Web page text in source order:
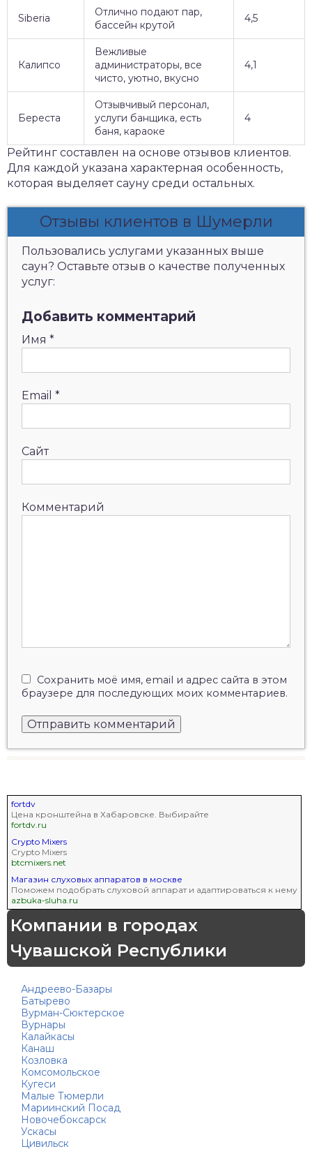
Siberia
Отлично подают пар,
бассейн крутой
4,5
Калипсо
Вежливые
администраторы, все
чисто, уютно, вкусно
4,1
Береста
Отзывчивый персонал,
услуги банщика, есть
баня, караоке
4
Рейтинг составлен на основе отзывов клиентов.
Для каждой указана характерная особенность,
которая выделяет сауну среди остальных.
Отзывы клиентов в Шумерли
Пользовались услугами указанных выше
саун? Оставьте отзыв о качестве полученных
услуг:
Добавить комментарий
Имя *
Email *
Сайт
Комментарий
Сохранить моё имя, email и адрес сайта в этом
браузере для последующих моих комментариев.
fortdv
Цена кронштейна в Хабаровске. Выбирайте
fortdv.ru
Crypto Mixers
Crypto Mixers
btcmixers.net
Магазин слуховых аппаратов в москве
Поможем подобрать слуховой аппарат и адаптироваться к нему
azbuka-sluha.ru
Компании в городах
Чувашской Республики
Андреево-Базары
Батырево
Вурман-Сюктерское
Вурнары
Калайкасы
Канаш
Козловка
Комсомольское
Кугеси
Малые Тюмерли
Мариинский Посад
Новочебоксарск
Ускасы
Цивильск